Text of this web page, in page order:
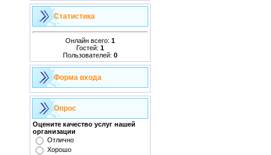
Статистика
Онлайн всего: 1
Гостей: 1
Пользователей: 0
Форма входа
Опрос
Оцените качество услуг нашей
организации
Отлично
Хорошо